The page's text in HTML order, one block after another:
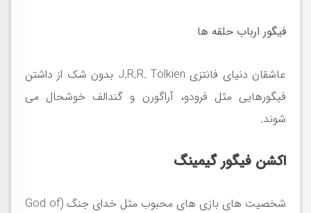
فیگور ارباب حلقه ها
عاشقان دنیای فانتزی
بدون شک از داشتن
فیگورهایی مثل فرودو، آراگورن و گندالف خوشحال می
شوند.
اکشن فیگور گیمینگ
شخصیت های بازی های محبوب مثل خدای جنگ (God of